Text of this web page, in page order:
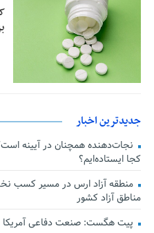
جدیدترین اخبار
کجا ایستاده‌ایم؟
منطقه آزاد ارس در مسیر کسب
مناطق آزاد کشور
پیت هگست: صنعت دفاعی آمریکا